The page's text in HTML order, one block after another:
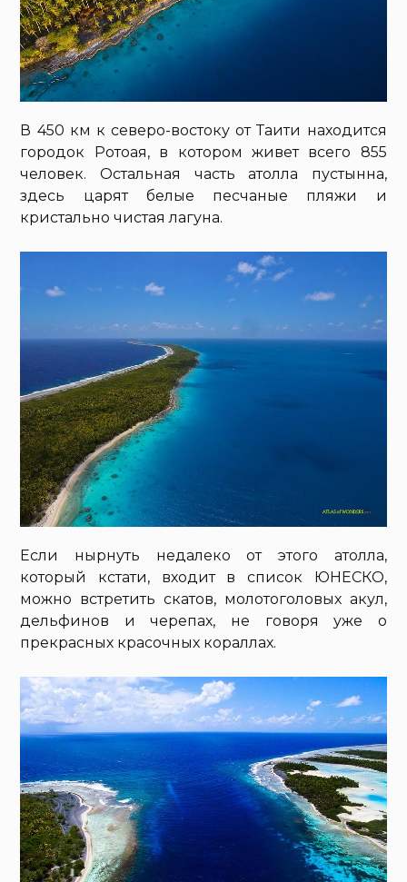
В 450 км к северо-востоку от Таити находится
городок Ротоая, в котором живет всего 855
человек. Остальная часть атолла пустынна,
здесь царят белые песчаные пляжи и
кристально чистая лагуна.
Если нырнуть недалеко от этого атолла,
который кстати, входит в список ЮНЕСКО,
можно встретить скатов, молотоголовых акул,
дельфинов и черепах, не говоря уже о
прекрасных красочных кораллах.